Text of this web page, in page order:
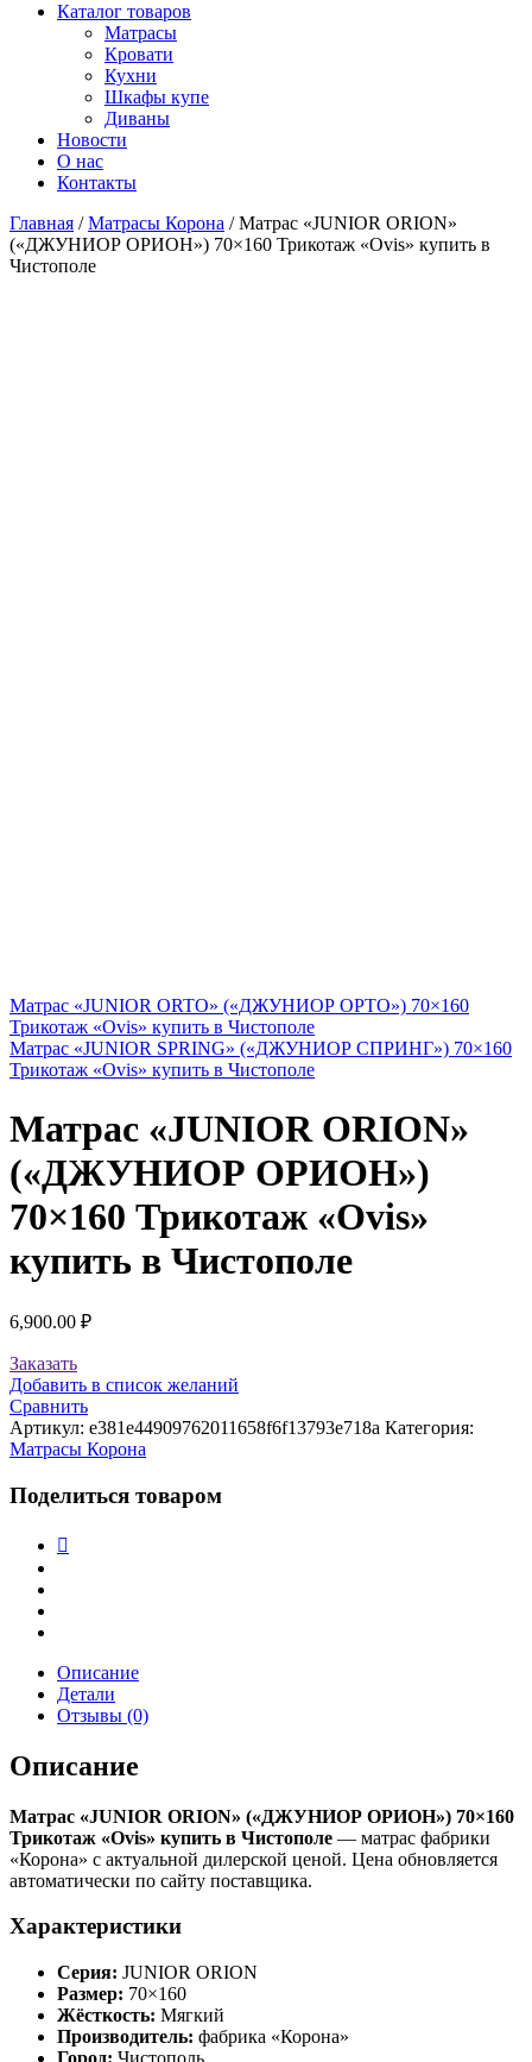
Каталог товаров
Матрасы
Кровати
Кухни
Шкафы купе
Диваны
Новости
О нас
Контакты
Главная / Матрасы Корона /Матрас «JUNIOR ORION»
(«ДЖУНИОР ОРИОН») 70×160 Трикотаж «Ovis» купить в
Чистополе
Матрас «JUNIOR ORTO» («ДЖУНИОР ОРТО») 70×160
Трикотаж «Ovis» купить в Чистополе
Матрас «JUNIOR SPRING» («ДЖУНИОР СПРИНГ») 70×160
Трикотаж «Ovis» купить в Чистополе
Матрас «JUNIOR ORION»
(«ДЖУНИОР ОРИОН»)
70×160 Трикотаж «Ovis»
купить в Чистополе
6,900.00 ₽
Заказать
Добавить в список желаний
Сравнить
Артикул: e381e44909762011658f6f13793e718a Категория:
Матрасы Корона
Поделиться товаром
Описание
Детали
Отзывы (0)
Описание
Матрас «JUNIOR ORION» («ДЖУНИОР ОРИОН») 70×160
Трикотаж «Ovis» купить в Чистополе — матрас фабрики
«Корона» с актуальной дилерской ценой. Цена обновляется
автоматически по сайту поставщика.
Характеристики
Серия: JUNIOR ORION
Размер: 70×160
Жёсткость: Мягкий
Производитель: фабрика «Корона»
Город: Чистополь